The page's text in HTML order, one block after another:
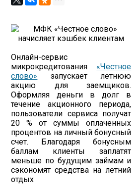
Онлайн-сервис
микрокредитования «Честное
слово» запускает летнюю
акцию для заемщиков.
Оформляя деньги в долг в
течение акционного периода,
пользователи сервиса получат
20 % от суммы оплаченных
процентов на личный бонусный
счет. Благодаря бонусным
баллам клиенты заплатят
меньше по будущим займам и
сэкономят средства на летний
отдых